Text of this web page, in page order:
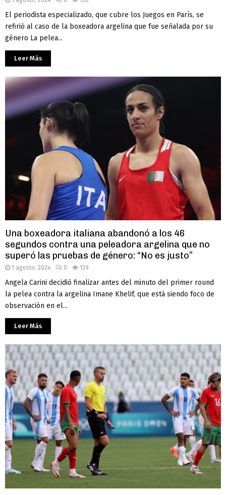
El periodista especializado, que cubre los Juegos en París, se
refirió al caso de la boxeadora argelina que fue señalada por su
género La pelea...
Leer Más
Una boxeadora italiana abandonó a los 46
segundos contra una peleadora argelina que no
superó las pruebas de género: “No es justo”
1 agosto, 2024 0 139
Angela Carini decidió finalizar antes del minuto del primer round
la pelea contra la argelina Imane Khelif, que está siendo foco de
observación en el...
Leer Más